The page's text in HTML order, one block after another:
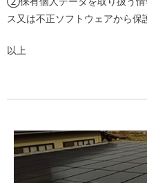
ス又は不正ソフトウェアから保
以上